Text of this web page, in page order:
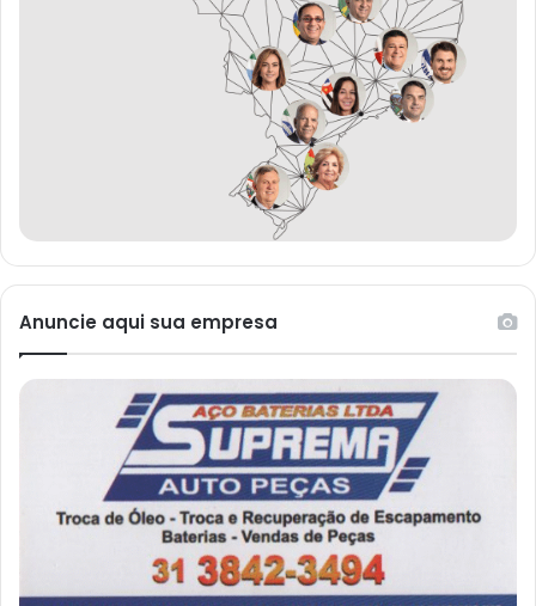
Anuncie aqui sua empresa